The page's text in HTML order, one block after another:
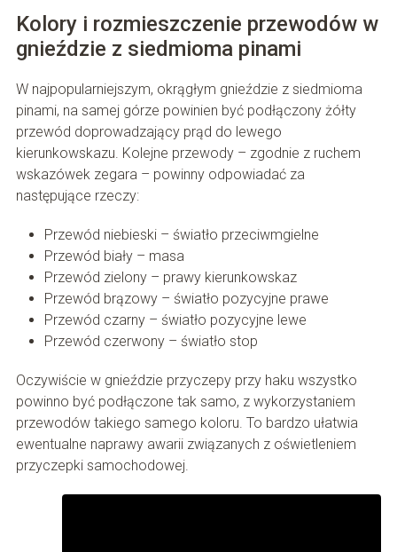
Kolory i rozmieszczenie przewodów w
gnieździe z siedmioma pinami
W najpopularniejszym, okrągłym gnieździe z siedmioma
pinami, na samej górze powinien być podłączony żółty
przewód doprowadzający prąd do lewego
kierunkowskazu. Kolejne przewody – zgodnie z ruchem
wskazówek zegara – powinny odpowiadać za
następujące rzeczy:
Przewód niebieski – światło przeciwmgielne
Przewód biały – masa
Przewód zielony – prawy kierunkowskaz
Przewód brązowy – światło pozycyjne prawe
Przewód czarny – światło pozycyjne lewe
Przewód czerwony – światło stop
Oczywiście w gnieździe przyczepy przy haku wszystko
powinno być podłączone tak samo, z wykorzystaniem
przewodów takiego samego koloru. To bardzo ułatwia
ewentualne naprawy awarii związanych z oświetleniem
przyczepki samochodowej.